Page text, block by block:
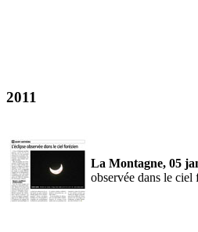
2011
La Montagne, 05
observée dans le ciel